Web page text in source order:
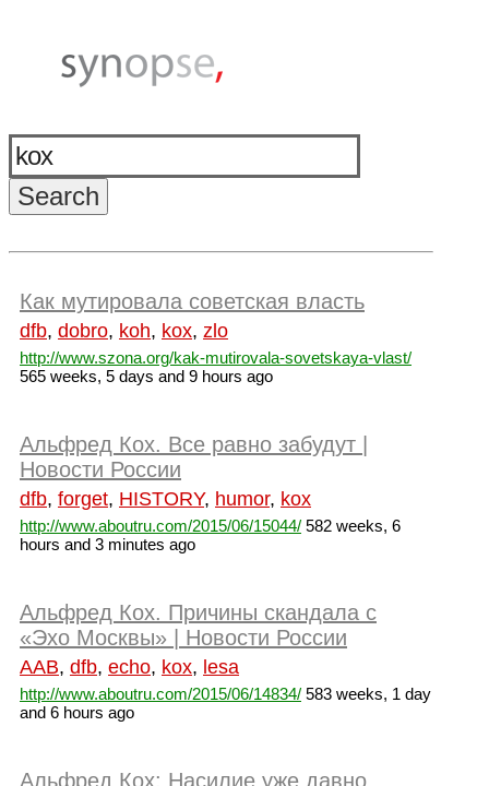
Как мутировала советская власть
dfb, dobro, koh, kox, zlo
http://www.szona.org/kak-mutirovala-sovetskaya-vlast/
565 weeks, 5 days and 9 hours ago
Альфред Кох. Все равно забудут |
Новости России
dfb, forget, HISTORY, humor, kox
http://www.aboutru.com/2015/06/15044/ 582 weeks, 6
hours and 3 minutes ago
Альфред Кох. Причины скандала с
«Эхо Москвы» | Новости России
AAB, dfb, echo, kox, lesa
http://www.aboutru.com/2015/06/14834/ 583 weeks, 1 day
and 6 hours ago
Альфред Кох: Насилие уже давно